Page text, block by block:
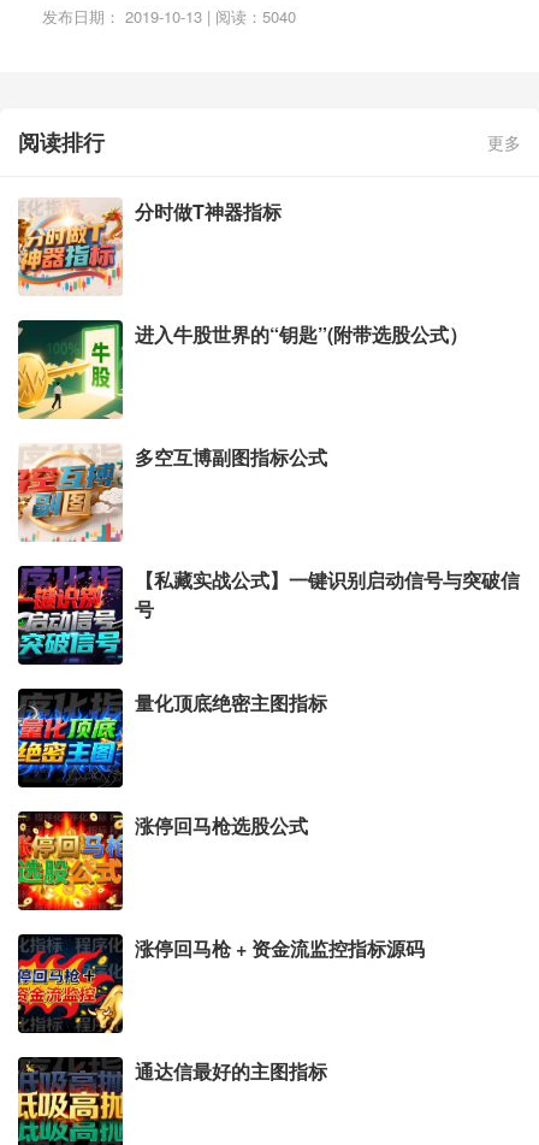
发布日期： 2019-10-13 | 阅读：5040
阅读排行 更多
分时做T神器指标
进入牛股世界的“钥匙”(附带选股公式）
多空互博副图指标公式
【私藏实战公式】一键识别启动信号与突破信
号
量化顶底绝密主图指标
涨停回马枪选股公式
涨停回马枪 + 资金流监控指标源码
通达信最好的主图指标